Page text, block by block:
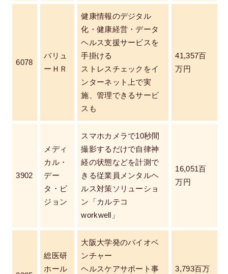
6078
バリュ
ーＨＲ
健康情報のデジタル
化・健康経営・データ
ヘルス支援サービスを
手掛ける
ストレスチェックをイ
ンターネット上で実
施、管理できるサービ
スも
41,357百
万円
3902
メディ
カル・
デー
タ・ビ
ジョン
スマホカメラで10秒間
撮影するだけで自律神
経の状態などを計測で
きる従業員メンタルヘ
ルス対策ソリューショ
ン「カルテコ
workwell」
16,051百
万円
総医研
ホール
大阪大学発のバイオベ
ンチャー
ヘルスケアサポート事
3,793百万